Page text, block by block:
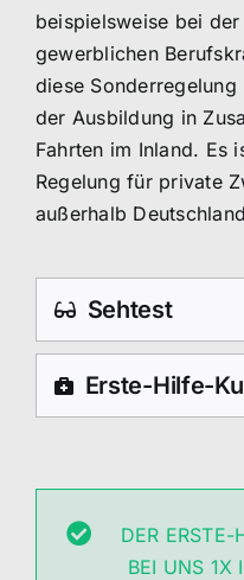
beispielsweise bei
gewerblichen
diese
der Ausbildung in
Fahrten im Inland. Es
Regelung für private
außerhalb
Sehtest
Erste-Hilfe-
DER
BEI UNS 1X